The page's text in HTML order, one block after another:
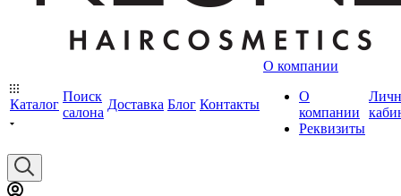
Каталог
Поиск
салона
Доставка Блог Контакты
О компании
О
компании
Реквизиты